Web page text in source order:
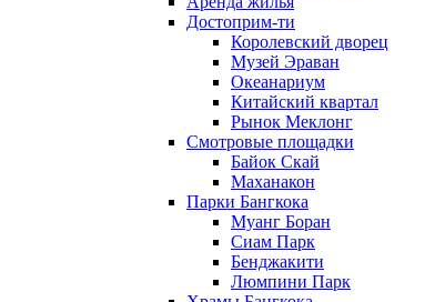
Достоприм-ти
Королевский дворец
Музей Эраван
Океанариум
Китайский квартал
Рынок Меклонг
Смотровые площадки
Байок Скай
Маханакон
Парки Бангкока
Муанг Боран
Сиам Парк
Бенджакити
Люмпини Парк